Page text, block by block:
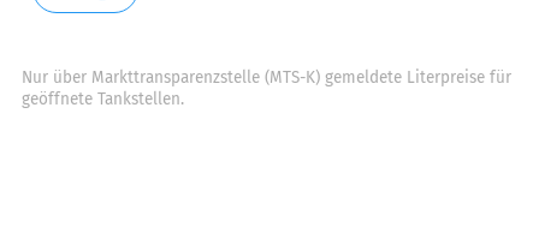
Nur über Markttransparenzstelle (MTS-K) gemeldete Literpreise für
geöffnete Tankstellen.